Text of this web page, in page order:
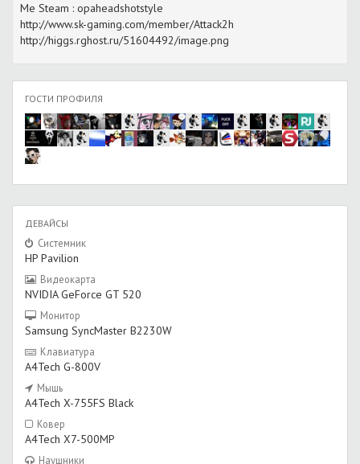
Me Steam : opaheadshotstyle
http://www.sk-gaming.com/member/Attack2h
http://higgs.rghost.ru/51604492/image.png
ГОСТИ ПРОФИЛЯ
ДЕВАЙСЫ
Системник
HP Pavilion
Видеокарта
NVIDIA GeForce GT 520
Монитор
Samsung SyncMaster B2230W
Клавиатура
A4Tech G-800V
Мышь
A4Tech X-755FS Black
Ковер
A4Tech X7-500MP
Наушники